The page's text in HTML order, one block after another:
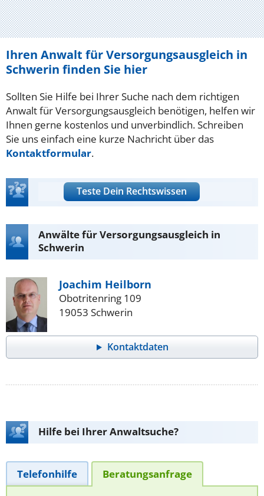
Ihren Anwalt für Versorgungsausgleich in
Schwerin finden Sie hier
Sollten Sie Hilfe bei Ihrer Suche nach dem richtigen
Anwalt für Versorgungsausgleich benötigen, helfen wir
Ihnen gerne kostenlos und unverbindlich. Schreiben
Sie uns einfach eine kurze Nachricht über das
Kontaktformular.
Teste Dein Rechtswissen
Anwälte für Versorgungsausgleich in
Schwerin
Joachim Heilborn
Obotritenring 109
19053 Schwerin
Kontaktdaten
Hilfe bei Ihrer Anwaltsuche?
Telefonhilfe Beratungsanfrage